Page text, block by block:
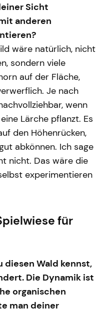
Sicht
anderen
wäre natürlich, nicht
sondern viele
auf der Fläche,
Je nach
wenn
Lärche pflanzt. Es
den Höhenrücken,
abkönnen. Ich sage
nicht. Das wäre die
experimentieren
für
diesen Wald kennst,
Die Dynamik ist
organischen
man deiner